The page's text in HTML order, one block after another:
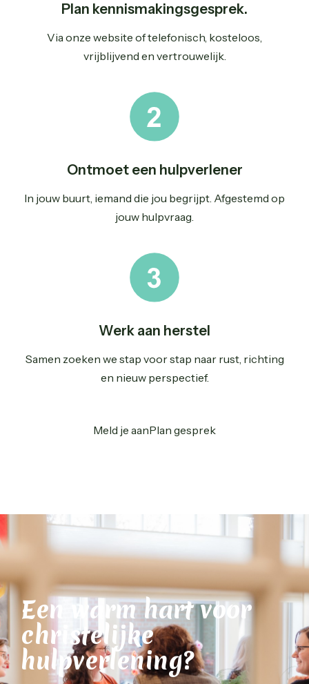
Plan kennismakingsgesprek.
Via onze website of telefonisch, kosteloos,
vrijblijvend en vertrouwelijk.
Ontmoet een hulpverlener
In jouw buurt, iemand die jou begrijpt. Afgestemd op
jouw hulpvraag.
Werk aan herstel
Samen zoeken we stap voor stap naar rust, richting
en nieuw perspectief.
Meld je aanPlan gesprek
Een warm hart voor
christelijke
hulpverlening?